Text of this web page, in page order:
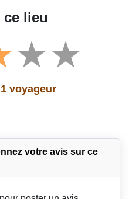
lieu
1 voyageur
votre avis sur ce